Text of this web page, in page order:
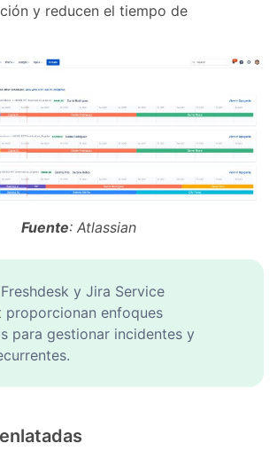
y reducen el tiempo de
Fuente: Atlassian
y Jira Service
proporcionan enfoques
para gestionar incidentes y